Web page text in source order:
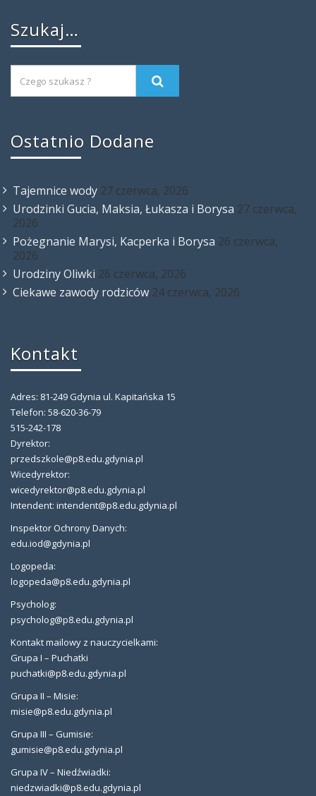
Szukaj…
Ostatnio Dodane
Tajemnice wody 27 czerwca, 2026
Urodzinki Gucia, Maksia, Łukasza i Borysa 27 czerwca,
2026
Pożegnanie Marysi, Kacperka i Borysa 26 czerwca,
2026
Urodziny Oliwki 26 czerwca, 2026
Ciekawe zawody rodziców 24 czerwca, 2026
Kontakt
Adres: 81-249 Gdynia ul. Kapitańska 15
Telefon: 58-620-36-79
515-242-178
Dyrektor:
przedszkole@p8.edu.gdynia.pl
Wicedyrektor:
wicedyrektor@p8.edu.gdynia.pl
Intendent: intendent@p8.edu.gdynia.pl
Inspektor Ochrony Danych:
edu.iod@gdynia.pl
Logopeda:
logopeda@p8.edu.gdynia.pl
Psycholog:
psycholog@p8.edu.gdynia.pl
Kontakt mailowy z nauczycielkami:
Grupa I – Puchatki
puchatki@p8.edu.gdynia.pl
Grupa II – Misie:
misie@p8.edu.gdynia.pl
Grupa III – Gumisie:
gumisie@p8.edu.gdynia.pl
Grupa IV – Niedźwiadki:
niedzwiadki@p8.edu.gdynia.pl